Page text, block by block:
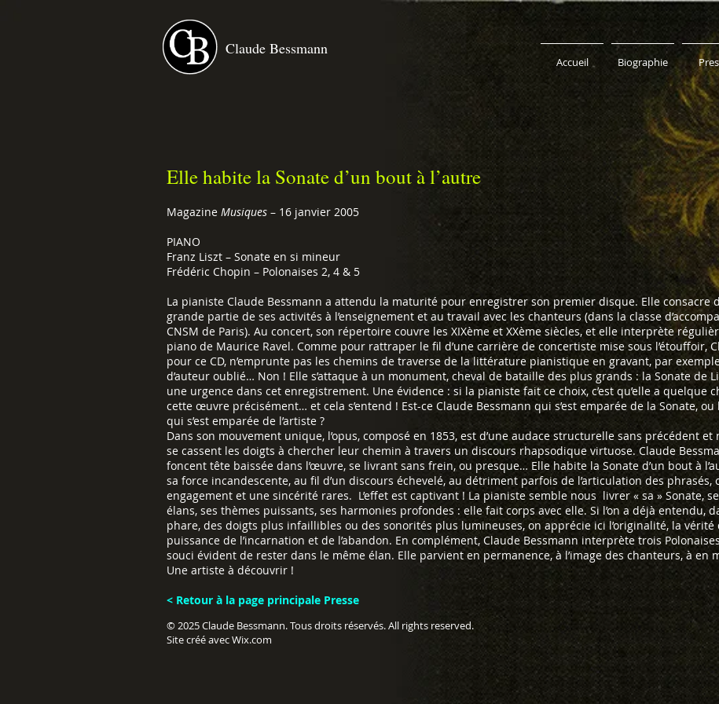
Claude Bessmann
Accueil Biographie
Elle habite la Sonate d’un bout à l’autre
Magazine Musiques – 16 janvier 2005
PIANO
Franz Liszt – Sonate en si mineur
Frédéric Chopin – Polonaises 2, 4 & 5
La pianiste Claude Bessmann a attendu la maturité pour enregistrer son premier disque. Elle consacre
grande partie de ses activités à l’enseignement et au travail avec les chanteurs (dans la classe
CNSM de Paris). Au concert, son répertoire couvre les XIXème et XXème siècles, et elle interprète
piano de Maurice Ravel. Comme pour rattraper le fil d’une carrière de concertiste mise sous l’étouffoir,
pour ce CD, n’emprunte pas les chemins de traverse de la littérature pianistique en gravant, par
d’auteur oublié… Non ! Elle s’attaque à un monument, cheval de bataille des plus grands : la Sonate de
une urgence dans cet enregistrement. Une évidence : si la pianiste fait ce choix, c’est qu’elle a quelque
cette œuvre précisément… et cela s’entend ! Est-ce Claude Bessmann qui s’est emparée de la Sonate, ou
qui s’est emparée de l’artiste ?
Dans son mouvement unique, l’opus, composé en 1853, est d’une audace structurelle sans précédent
se cassent les doigts à chercher leur chemin à travers un discours rhapsodique virtuose. Claude
foncent tête baissée dans l’œuvre, se livrant sans frein, ou presque… Elle habite la Sonate d’un bout à
sa force incandescente, au fil d’un discours échevelé, au détriment parfois de l’articulation des phrasés,
engagement et une sincérité rares. L’effet est captivant ! La pianiste semble nous livrer « sa » Sonate,
élans, ses thèmes puissants, ses harmonies profondes : elle fait corps avec elle. Si l’on a déjà entendu,
phare, des doigts plus infaillibles ou des sonorités plus lumineuses, on apprécie ici l’originalité, la vérité
puissance de l’incarnation et de l’abandon. En complément, Claude Bessmann interprète trois
souci évident de rester dans le même élan. Elle parvient en permanence, à l’image des chanteurs, à en
Une artiste à découvrir !
< Retour à la page principale Presse
© 2025 Claude Bessmann. Tous droits réservés. All rights reserved.
Site créé avecWix.com